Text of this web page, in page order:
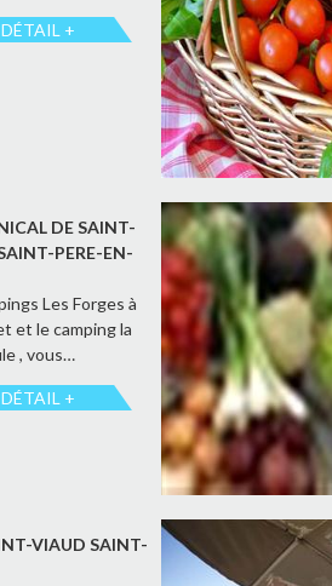
DÉTAIL +
DE SAINT-
PERE-EN-
Les Forges à
et le camping la
, vous…
DÉTAIL +
VIAUD SAINT-